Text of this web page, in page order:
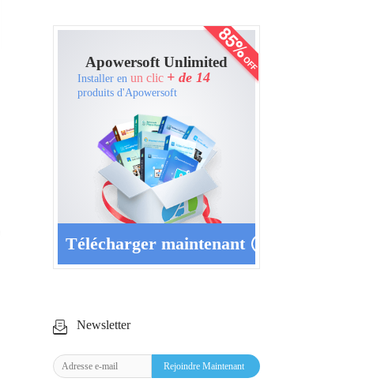
Télécharger maintenant
Apowersoft Unlimited
Installer en un clic + de 14
produits d'Apowersoft
Newsletter
Rejoindre Maintenant